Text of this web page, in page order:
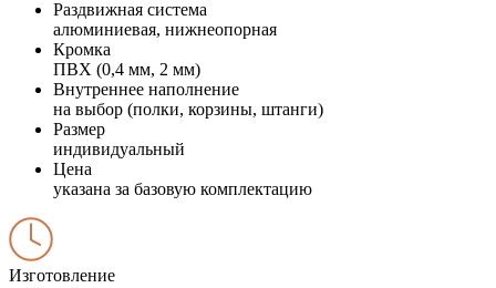
Раздвижная система
алюминиевая, нижнеопорная
Кромка
ПВХ (0,4 мм, 2 мм)
Внутреннее наполнение
на выбор (полки, корзины, штанги)
Размер
индивидуальный
Цена
указана за базовую комплектацию
Изготовление